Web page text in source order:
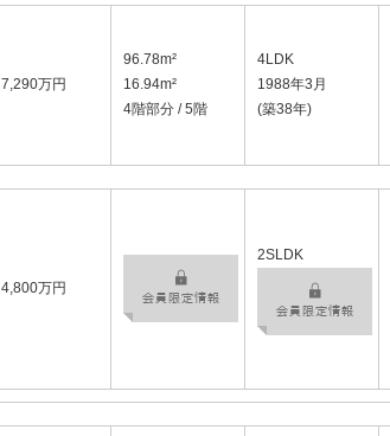
7,290万円
96.78m²
16.94m²
4階部分 / 5階
4LDK
1988年3月
(築38年)
4,800万円
2SLDK